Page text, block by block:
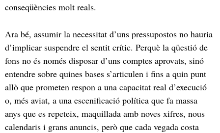
conseqüències molt reals.
Ara bé, assumir la necessitat d’uns pressupostos no hauria
d’implicar suspendre el sentit crític. Perquè la qüestió de
fons no és només disposar d’uns comptes aprovats, sinó
entendre sobre quines bases s’articulen i fins a quin punt
allò que prometen respon a una capacitat real d’execució
o, més aviat, a una escenificació política que fa massa
anys que es repeteix, maquillada amb noves xifres, nous
calendaris i grans anuncis, però que cada vegada costa